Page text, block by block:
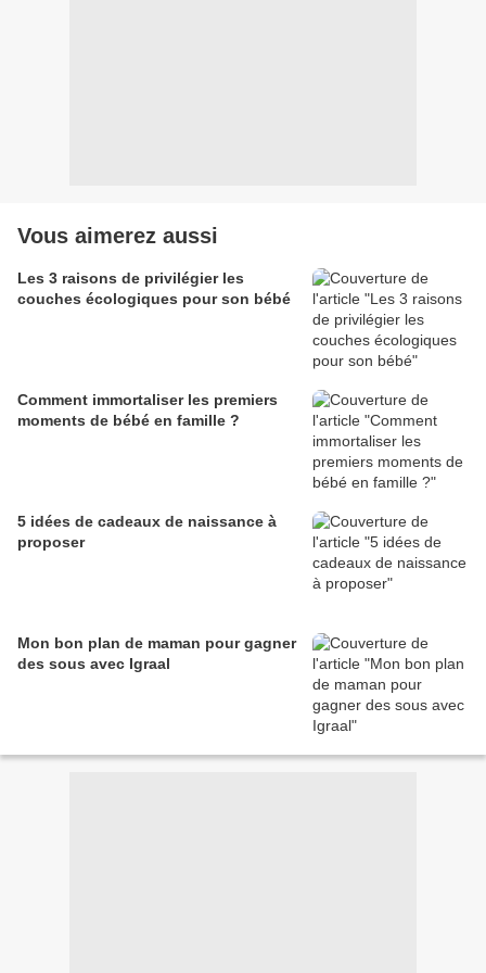
Vous aimerez aussi
Les 3 raisons de privilégier les
couches écologiques pour son bébé
Comment immortaliser les premiers
moments de bébé en famille ?
5 idées de cadeaux de naissance à
proposer
Mon bon plan de maman pour gagner
des sous avec Igraal